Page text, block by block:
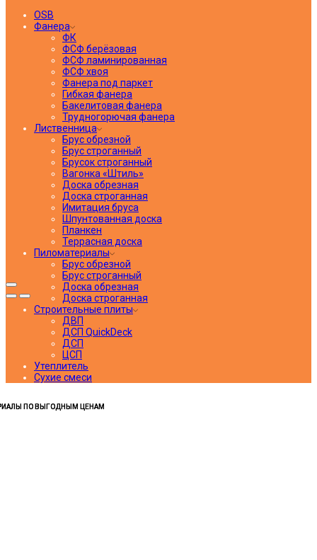
OSB
Фанера
ФК
ФСФ берёзовая
ФСФ ламинированная
ФСФ хвоя
Фанера под паркет
Гибкая фанера
Бакелитовая фанера
Трудногорючая фанера
Лиственница
Брус обрезной
Брус строганный
Брусок строганный
Вагонка «Штиль»
Доска обрезная
Доска строганная
Имитация бруса
Шпунтованная доска
Планкен
Террасная доска
Пиломатериалы
Брус обрезной
Брус строганный
Доска обрезная
Доска строганная
Строительные плиты
ДВП
ДСП QuickDeck
ДСП
ЦСП
Утеплитель
Сухие смеси